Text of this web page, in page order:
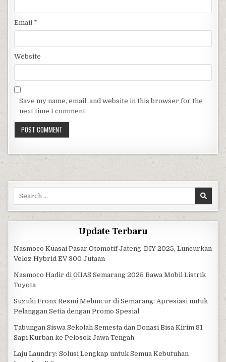
Email *
Website
Save my name, email, and website in this browser for the
next time I comment.
Search for:
Update Terbaru
Nasmoco Kuasai Pasar Otomotif Jateng-DIY 2025, Luncurkan
Veloz Hybrid EV 300 Jutaan
Nasmoco Hadir di GIIAS Semarang 2025 Bawa Mobil Listrik
Toyota
Suzuki Fronx Resmi Meluncur di Semarang: Apresiasi untuk
Pelanggan Setia dengan Promo Spesial
Tabungan Siswa Sekolah Semesta dan Donasi Bisa Kirim 81
Sapi Kurban ke Pelosok Jawa Tengah
Laju Laundry: Solusi Lengkap untuk Semua Kebutuhan